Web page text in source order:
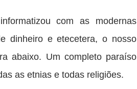
com as modernas
dinheiro e etecetera, o nosso
abaixo. Um completo paraíso
as etnias e todas religiões.